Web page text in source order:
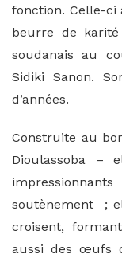
fonction. Celle-ci
beurre de
soudanais au
Sidiki Sanon.
d’années.
Construite au
Dioulassoba –
soutènement ;
croisent,
aussi des œufs